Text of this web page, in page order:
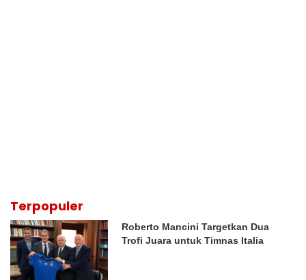
Terpopuler
Roberto Mancini Targetkan Dua
Trofi Juara untuk Timnas Italia